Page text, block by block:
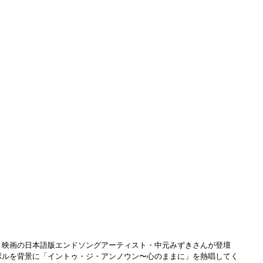
画の日本語版エンドソングアーティスト・中元みずきさんが登壇
を背景に「イントゥ・ジ・アンノウン〜心のままに」を熱唱してく